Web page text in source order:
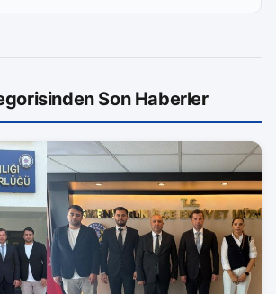
Son Haberler